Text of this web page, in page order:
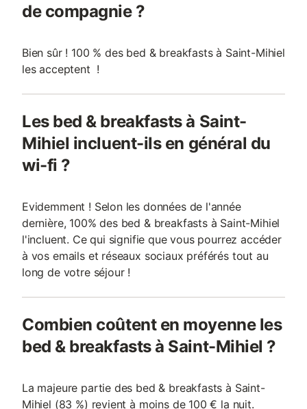
de compagnie ?
Bien sûr ! 100 % des bed & breakfasts à Saint-Mihiel
les acceptent !
Les bed & breakfasts à Saint-
Mihiel incluent-ils en général du
wi-fi ?
Evidemment ! Selon les données de l'année
dernière, 100% des bed & breakfasts à Saint-Mihiel
l'incluent. Ce qui signifie que vous pourrez accéder
à vos emails et réseaux sociaux préférés tout au
long de votre séjour !
Combien coûtent en moyenne les
bed & breakfasts à Saint-Mihiel ?
La majeure partie des bed & breakfasts à Saint-
Mihiel (83 %) revient à moins de 100 € la nuit.